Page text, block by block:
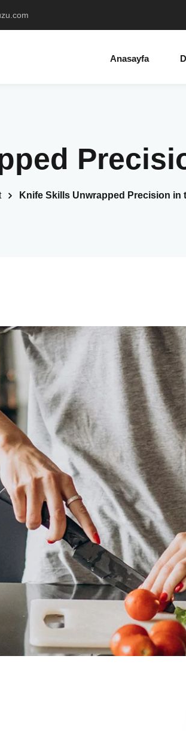
Anasayfa
Knife Skills Unwrapped Precision in